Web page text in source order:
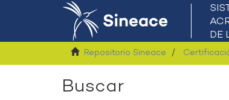
Repositorio Sineace
Buscar